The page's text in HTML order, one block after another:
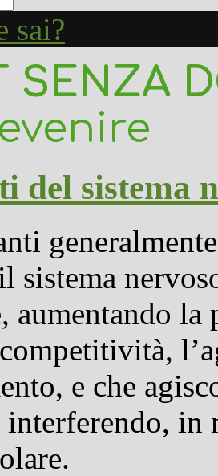
SENZA
del sistema
sistema
aumentando
e che
interferendo, in